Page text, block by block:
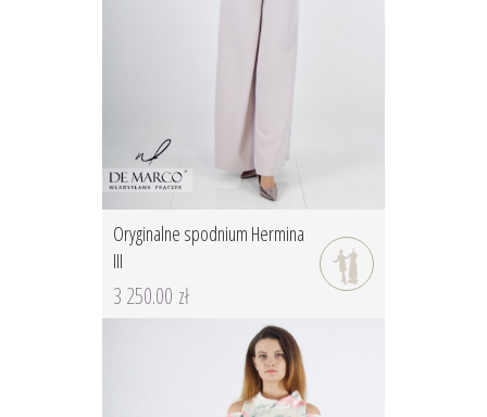
Oryginalne spodnium Hermina
III
3 250.00 zł